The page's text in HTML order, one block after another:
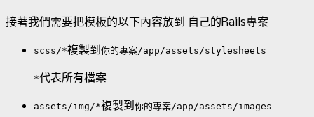
接著我們需要把模板的以下內容放到 自己的Rails專案
scss/*複製到 你的專案/app/assets/stylesheets
*代表所有檔案
assets/img/*複製到 你的專案/app/assets/images